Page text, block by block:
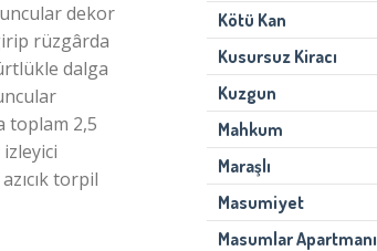
dekor
rüzgârda
dalga
toplam 2,5
torpil
Kötü Kan
Kusursuz Kiracı
Kuzgun
Mahkum
Maraşlı
Masumiyet
Masumlar Apartmanı